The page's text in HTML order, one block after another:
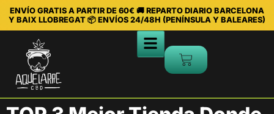
ENVÍO GRATIS A PARTIR DE 60€ 🚚 REPARTO DIARIO BARCELONA
Y BAIX LLOBREGAT 📦 ENVÍOS 24/48H (PENÍNSULA Y BALEARES)